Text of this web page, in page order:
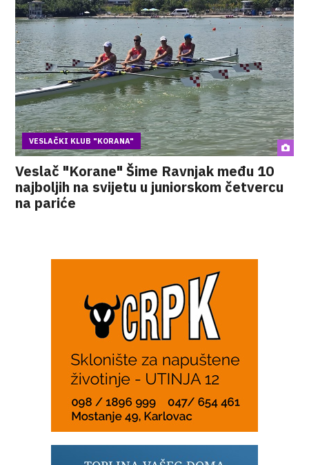
VESLAČKI KLUB "KORANA"
Veslač "Korane" Šime Ravnjak među 10
najboljih na svijetu u juniorskom četvercu
na pariće